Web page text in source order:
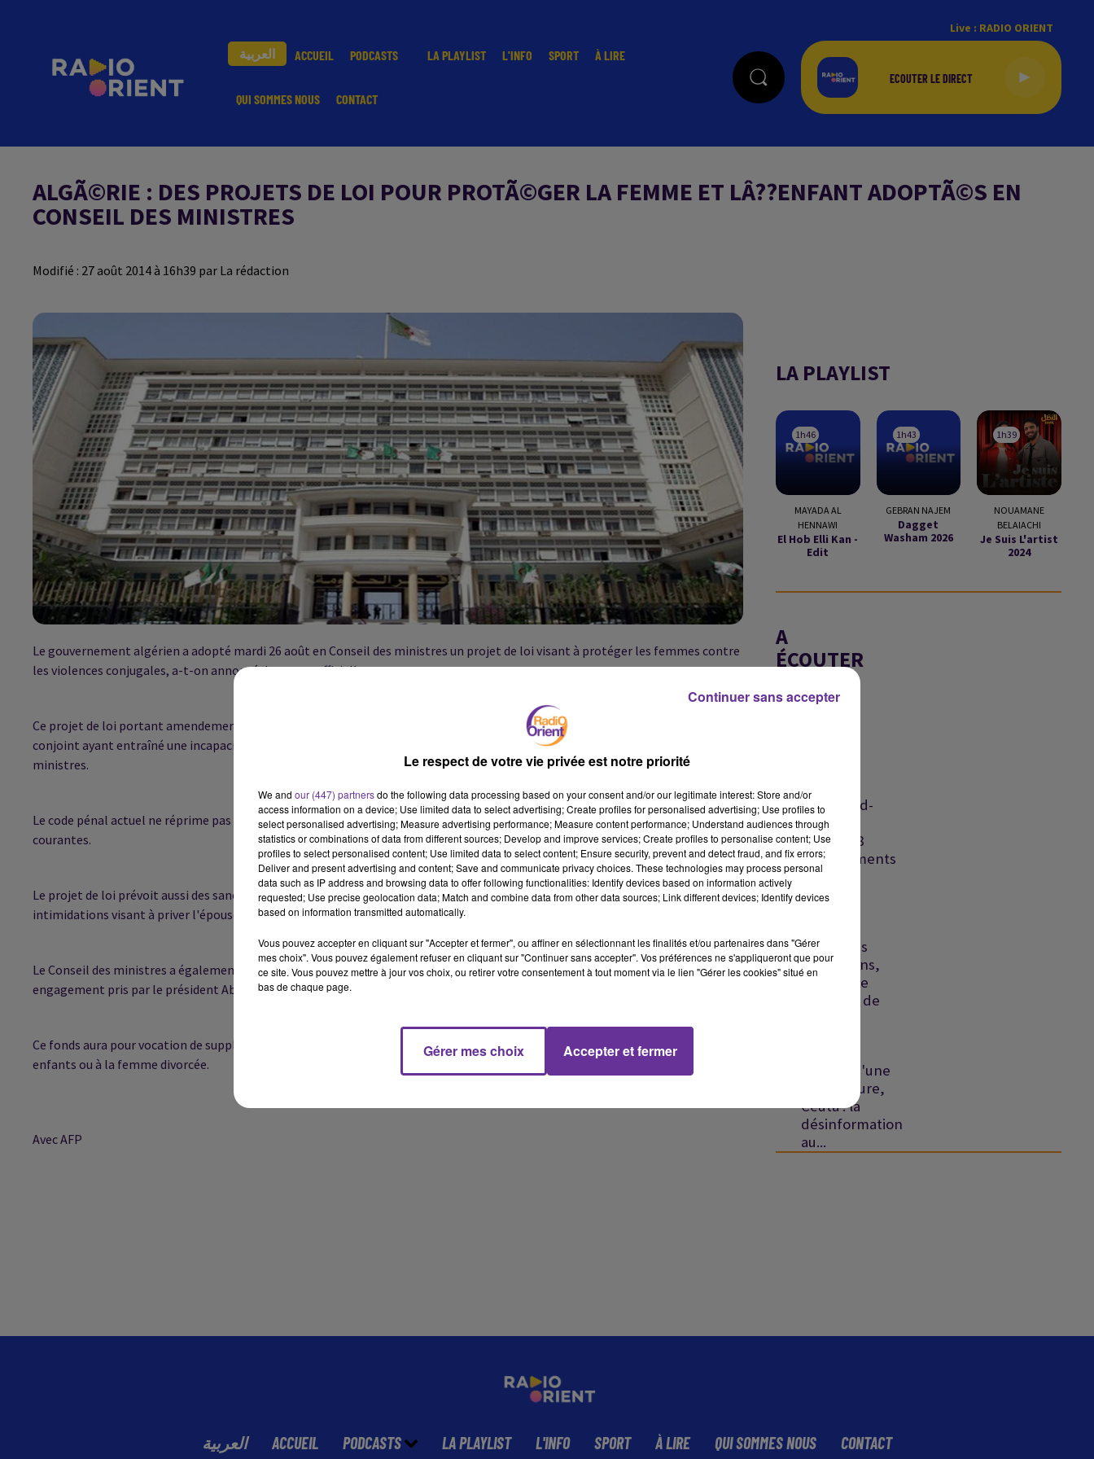
العربية ACCUEIL PODCASTS LA PLAYLIST L'INFO SPORT À LIRE
QUI SOMMES NOUS CONTACT
Live : RADIO ORIENT
ALGÃ©RIE : DES PROJETS DE LOI POUR PROTÃ©GER LA FEMME ET LÂ??ENFANT ADOPTÃ©S EN
CONSEIL DES MINISTRES
Modifié : 27 août 2014 à 16h39 par La rédaction
Le gouvernement algérien a adopté mardi 26 août en Conseil des ministres un projet de loi visant à protéger les femmes contre
les violences conjugales, a-t-on annoncé de source officielle.
Ce projet de loi portant amendement du Code pénal prévoit des sanctions contre "l'époux coupable de violence contre son
conjoint ayant entraîné une incapacité temporaire, un handicap ou une amputation", selon un communiqué du Conseil des
ministres.
Le code pénal actuel ne réprime pas explicitement les violences conjugales, dans un pays conservateur où ces violences sont
courantes.
Le projet de loi prévoit aussi des sanctions contre "l'abandon de l'épouse enceinte ou non" et réprime les "pressions et
intimidations visant à priver l'épouse de ses biens".
Le Conseil des ministres a également adopté un projet de loi prévoyant la création d'un fonds de pension alimentaire, un
engagement pris par le président Abdelaziz Bouteflika le 8 mars dernier.
Ce fonds aura pour vocation de suppléer l'incapacité d'un conjoint, constatée par la justice, de verser la pension alimentaire aux
enfants ou à la femme divorcée.
Avec AFP
LA PLAYLIST
1h46
1h46
MAYADA AL
HENNAWI
El Hob Elli Kan -
Edit
1h43
1h43
GEBRAN NAJEM
Dagget
Washam 2026
1h39
1h39
NOUAMANE
BELAIACHI
Je Suis L'artist
2024
A
ÉCOUTER
MOMENT
Riyad-
Islamabad-
Ankara,
France : 8
départements
en...
échec des
discussions,
un proche
présumé de
l'espoir d'une
réouverture,
Ceuta : la
désinformation
au...
Le respect de votre vie privée est notre priorité
We and our (447) partnersdo the following data processing based on your consent and/or our legitimate interest: Store and/or
access information on a device; Use limited data to select advertising; Create profiles for personalised advertising; Use profiles to
select personalised advertising; Measure advertising performance; Measure content performance; Understand audiences through
statistics or combinations of data from different sources; Develop and improve services; Create profiles to personalise content; Use
profiles to select personalised content; Use limited data to select content; Ensure security, prevent and detect fraud, and fix errors;
Deliver and present advertising and content; Save and communicate privacy choices. These technologies may process personal
data such as IP address and browsing data to offer following functionalities: Identify devices based on information actively
requested; Use precise geolocation data; Match and combine data from other data sources; Link different devices; Identify devices
based on information transmitted automatically.
Vous pouvez accepter en cliquant sur "Accepter et fermer", ou affiner en sélectionnant les finalités et/ou partenaires dans "Gérer
mes choix". Vous pouvez également refuser en cliquant sur "Continuer sans accepter". Vos préférences ne s'appliqueront que pour
ce site. Vous pouvez mettre à jour vos choix, ou retirer votre consentement à tout moment via le lien "Gérer les cookies" situé en
bas de chaque page.
Gérer mes choix Accepter et fermer
Continuer sans accepter